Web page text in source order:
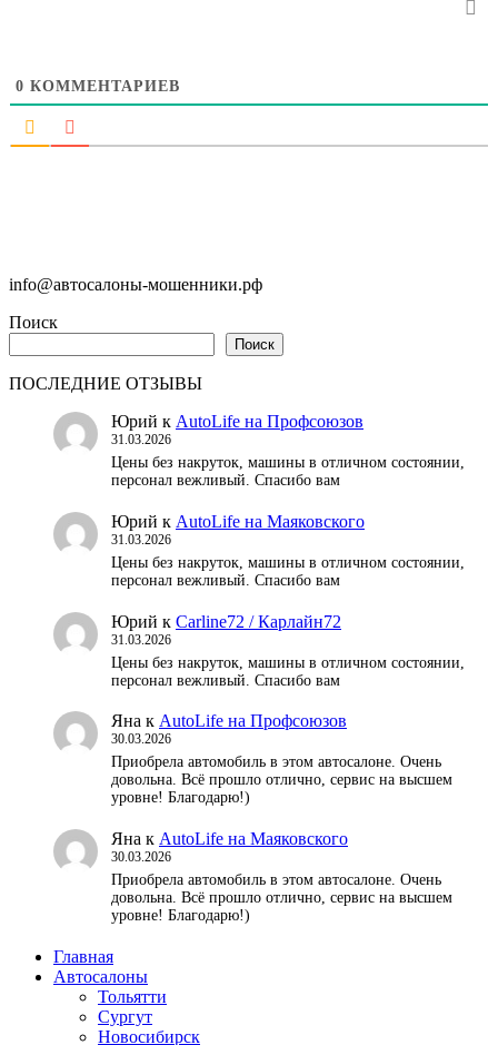
0 КОММЕНТАРИЕВ
info@автосалоны-мошенники.рф
Поиск
Поиск
ПОСЛЕДНИЕ ОТЗЫВЫ
Юрий к AutoLife на Профсоюзов
31.03.2026
Цены без накруток, машины в отличном состоянии,
персонал вежливый. Спасибо вам
Юрий к AutoLife на Маяковского
31.03.2026
Цены без накруток, машины в отличном состоянии,
персонал вежливый. Спасибо вам
Юрий к Carline72 / Карлайн72
31.03.2026
Цены без накруток, машины в отличном состоянии,
персонал вежливый. Спасибо вам
Яна к AutoLife на Профсоюзов
30.03.2026
Приобрела автомобиль в этом автосалоне. Очень
довольна. Всё прошло отлично, сервис на высшем
уровне! Благодарю!)
Яна к AutoLife на Маяковского
30.03.2026
Приобрела автомобиль в этом автосалоне. Очень
довольна. Всё прошло отлично, сервис на высшем
уровне! Благодарю!)
Главная
Автосалоны
Тольятти
Сургут
Новосибирск